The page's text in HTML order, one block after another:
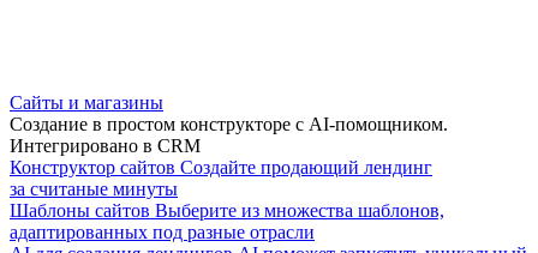
Сайты и магазины
Создание в простом конструкторе с AI-помощником.
Интегрировано в CRM
Конструктор сайтов Создайте продающий лендинг
за считаные минуты
Шаблоны сайтов Выберите из множества шаблонов,
адаптированных под разные отрасли